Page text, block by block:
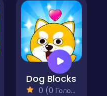
Dog Blocks
0 (0 Голосів)